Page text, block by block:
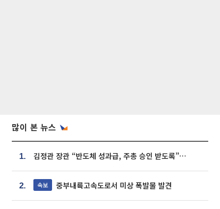
많이 본 뉴스
1. 김정관 장관 “반도체 성과급, 주총 승인 받도록”…상법·자본시장법 개정 시사
2. 속보 중부내륙고속도로서 미상 폭발물 발견